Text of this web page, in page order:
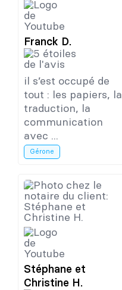
Franck D.
il s’est occupé de
tout : les papiers, la
traduction, la
communication
avec ...
Gérone
Stéphane et
Christine H.